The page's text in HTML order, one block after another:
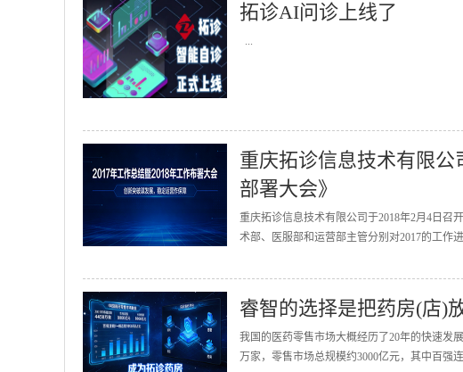
拓诊AI问诊上线了
...
重庆拓诊信息技术有限公
部署大会》
重庆拓诊信息技术有限公司于2018年2月4日召
术部、医服部和运营部主管分别对2017的工作
睿智的选择是把药房(店)
我国的医药零售市场大概经历了20年的快速发
万家，零售市场总规模约3000亿元，其中百强